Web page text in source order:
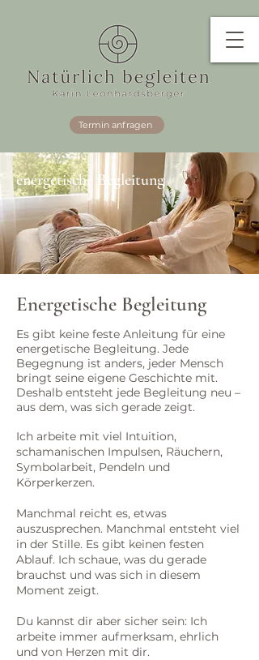
Termin anfragen
energetische Begleitung
Energetische Begleitung
Es gibt keine feste Anleitung für eine
energetische Begleitung. Jede
Begegnung ist anders, jeder Mensch
bringt seine eigene Geschichte mit.
Deshalb entsteht jede Begleitung neu –
aus dem, was sich gerade zeigt.
Ich arbeite mit viel Intuition,
schamanischen Impulsen, Räuchern,
Symbolarbeit, Pendeln und
Körperkerzen.
Manchmal reicht es, etwas
auszusprechen. Manchmal entsteht viel
in der Stille. Es gibt keinen festen
Ablauf. Ich schaue, was du gerade
brauchst und was sich in diesem
Moment zeigt.
Du kannst dir aber sicher sein: Ich
arbeite immer aufmerksam, ehrlich
und von Herzen mit dir.